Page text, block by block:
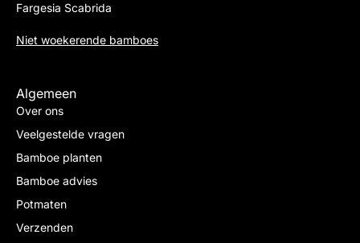
Fargesia Scabrida
Niet woekerende bamboes
Algemeen
Over ons
Veelgestelde vragen
Bamboe planten
Bamboe advies
Potmaten
Verzenden